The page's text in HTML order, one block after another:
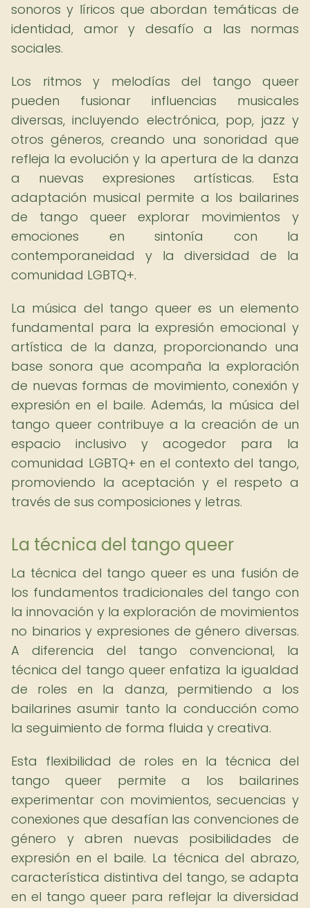
sonoros y líricos que abordan temáticas de
identidad, amor y desafío a las normas
sociales.
Los ritmos y melodías del tango queer
pueden fusionar influencias musicales
diversas, incluyendo electrónica, pop, jazz y
otros géneros, creando una sonoridad que
refleja la evolución y la apertura de la danza
a nuevas expresiones artísticas. Esta
adaptación musical permite a los bailarines
de tango queer explorar movimientos y
emociones en sintonía con la
contemporaneidad y la diversidad de la
comunidad LGBTQ+.
La música del tango queer es un elemento
fundamental para la expresión emocional y
artística de la danza, proporcionando una
base sonora que acompaña la exploración
de nuevas formas de movimiento, conexión y
expresión en el baile. Además, la música del
tango queer contribuye a la creación de un
espacio inclusivo y acogedor para la
comunidad LGBTQ+ en el contexto del tango,
promoviendo la aceptación y el respeto a
través de sus composiciones y letras.
La técnica del tango queer
La técnica del tango queer es una fusión de
los fundamentos tradicionales del tango con
la innovación y la exploración de movimientos
no binarios y expresiones de género diversas.
A diferencia del tango convencional, la
técnica del tango queer enfatiza la igualdad
de roles en la danza, permitiendo a los
bailarines asumir tanto la conducción como
la seguimiento de forma fluida y creativa.
Esta flexibilidad de roles en la técnica del
tango queer permite a los bailarines
experimentar con movimientos, secuencias y
conexiones que desafían las convenciones de
género y abren nuevas posibilidades de
expresión en el baile. La técnica del abrazo,
característica distintiva del tango, se adapta
en el tango queer para reflejar la diversidad